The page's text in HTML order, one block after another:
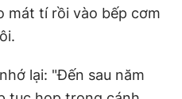
mát tí rồi vào bếp cơm
lại: "Đến sau năm